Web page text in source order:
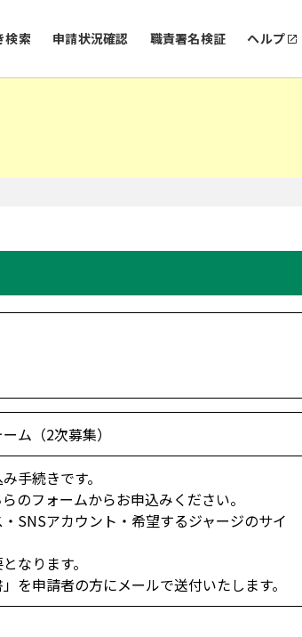
検索 申請状況確認 職責署名検証 ヘルプ
ム（2次募集）
手続きです。
のフォームからお申込みください。
SNSアカウント・希望するジャージのサイ
なります。
申請者の方にメールで送付いたします。